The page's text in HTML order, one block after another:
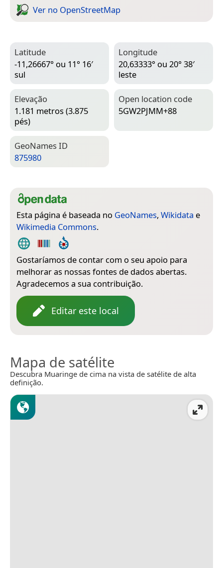
Ver no Open­Street­Map
Latitude
-11,26667° ou 11° 16′
sul
Longitude
20,63333° ou 20° 38′
leste
Elevação
1.181 metros (3.875
pés)
Open location code
5GW2PJMM+88
Geo­Names ID
875980
Esta página é baseada no GeoNames, Wikidata e
Wikimedia Commons.
Gostaríamos de contar com o seu apoio para
melhorar as nossas fontes de dados abertas.
Agradecemos a sua contribuição.
Editar este local
Mapa de satélite
Descubra Muaringe de cima na vista de satélite de alta
definição.